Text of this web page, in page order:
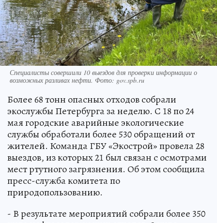
Специалисты совершили 10 выездов для проверки информации о
возможных разливах нефти. Фото: gov.spb.ru
Более 68 тонн опасных отходов собрали
экослужбы Петербурга за неделю. С 18 по 24
мая городские аварийные экологические
службы обработали более 530 обращений от
жителей. Команда ГБУ «Экострой» провела 28
выездов, из которых 21 был связан с осмотрами
мест ртутного загрязнения. Об этом сообщила
пресс-служба комитета по
природопользованию.
- В результате мероприятий собрали более 350